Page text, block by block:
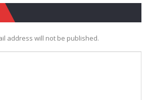
address will not be published.